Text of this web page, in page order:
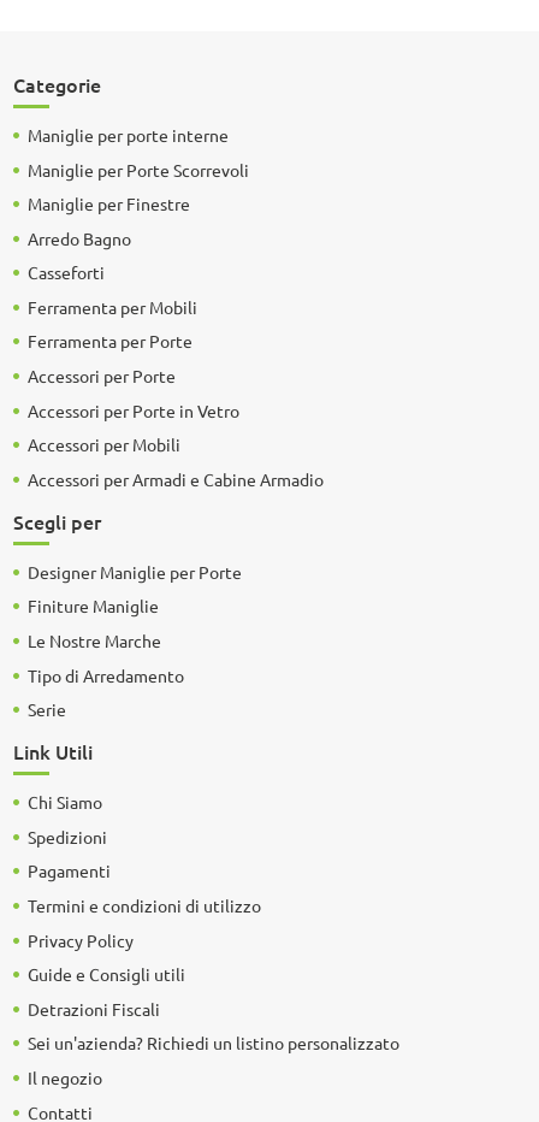
Categorie
Maniglie per porte interne
Maniglie per Porte Scorrevoli
Maniglie per Finestre
Arredo Bagno
Casseforti
Ferramenta per Mobili
Ferramenta per Porte
Accessori per Porte
Accessori per Porte in Vetro
Accessori per Mobili
Accessori per Armadi e Cabine Armadio
Scegli per
Designer Maniglie per Porte
Finiture Maniglie
Le Nostre Marche
Tipo di Arredamento
Serie
Link Utili
Chi Siamo
Spedizioni
Pagamenti
Termini e condizioni di utilizzo
Privacy Policy
Guide e Consigli utili
Detrazioni Fiscali
Sei un'azienda? Richiedi un listino personalizzato
Il negozio
Contatti